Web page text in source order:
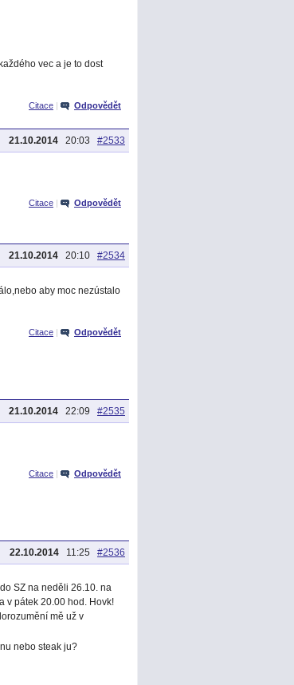
vec a je to dost
Citace | Odpovědět
21.10.2014 20:03 #2533
Citace | Odpovědět
21.10.2014 20:10 #2534
aby moc nezústalo
Citace | Odpovědět
21.10.2014 22:09 #2535
Citace | Odpovědět
22.10.2014 11:25 #2536
SZ na neděli 26.10. na
v pátek 20.00 hod. Hovk!
mě už v
nebo steak ju?